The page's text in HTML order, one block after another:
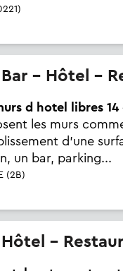
Bar - Hôtel -
d hotel libres
les murs
d'une
un bar, parking...
(2B)
Hôtel -